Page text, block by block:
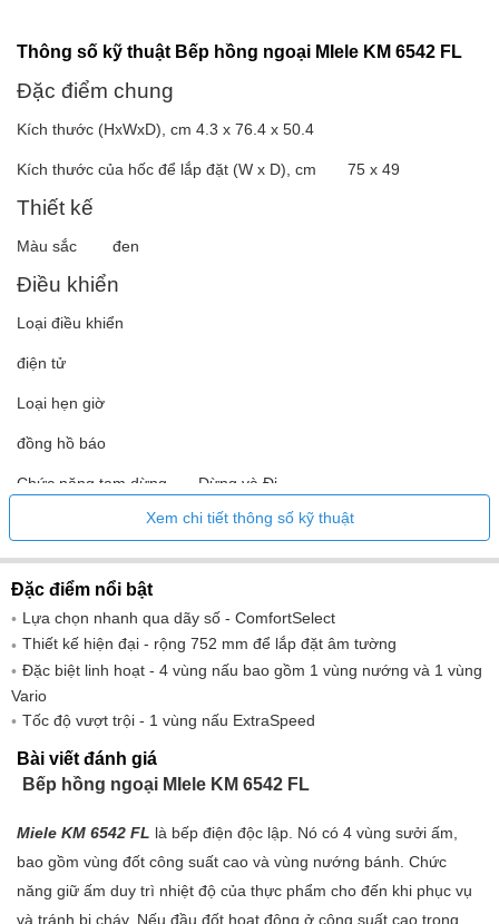
Thông số kỹ thuật Bếp hồng ngoại MIele KM 6542 FL
Đặc điểm chung
Kích thước (HxWxD), cm 4.3 x 76.4 x 50.4
Kích thước của hốc để lắp đặt (W x D), cm 75 x 49
Thiết kế
Màu sắc đen
Điều khiển
Loại điều khiển
điện tử
Loại hẹn giờ
đồng hồ báo
Chức năng tạm dừng Dừng và Đi
Các chỉ số Chỉ báo nhiệt dư
Đầu đốt
Bảng điều khiển bếp gốm thủy tinh
Tổng số đầu đốt 4
Đầu đốt điện4
Đầu đốt có vùng sưởi hình bầu dục1
Chức năng
Chức năng giữ ấm
Khôi phục chức năng cài đặt
Tính năng chức năng
Xem chi tiết thông số kỹ thuật
Đặc điểm nổi bật
Lựa chọn nhanh qua dãy số - ComfortSelect
Thiết kế hiện đại - rộng 752 mm để lắp đặt âm tường
Đặc biệt linh hoạt - 4 vùng nấu bao gồm 1 vùng nướng và 1 vùng
Vario
Tốc độ vượt trội - 1 vùng nấu ExtraSpeed
Bài viết đánh giá
Bếp hồng ngoại MIele KM 6542 FL
Miele KM 6542 FL là bếp điện độc lập. Nó có 4 vùng sưởi ấm,
bao gồm vùng đốt công suất cao và vùng nướng bánh. Chức
năng giữ ấm duy trì nhiệt độ của thực phẩm cho đến khi phục vụ
và tránh bị cháy. Nếu đầu đốt hoạt động ở công suất cao trong